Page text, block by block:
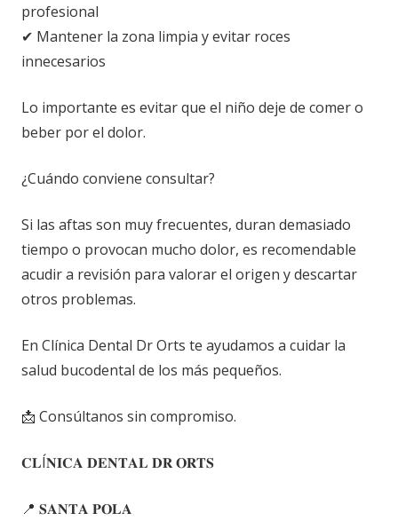
profesional
✔ Mantener la zona limpia y evitar roces
innecesarios
Lo importante es evitar que el niño deje de comer o
beber por el dolor.
¿Cuándo conviene consultar?
Si las aftas son muy frecuentes, duran demasiado
tiempo o provocan mucho dolor, es recomendable
acudir a revisión para valorar el origen y descartar
otros problemas.
En Clínica Dental Dr Orts te ayudamos a cuidar la
salud bucodental de los más pequeños.
📩 Consúltanos sin compromiso.
𝐂𝐋Í𝐍𝐈𝐂𝐀 𝐃𝐄𝐍𝐓𝐀𝐋 𝐃𝐑 𝐎𝐑𝐓𝐒
📍 𝐒𝐀𝐍𝐓𝐀 𝐏𝐎𝐋𝐀